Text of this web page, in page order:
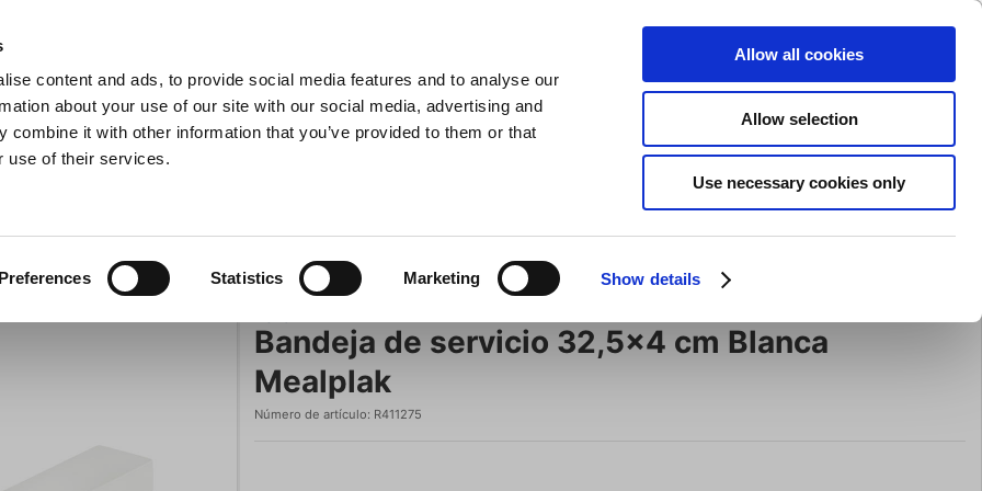
content and ads, to provide social media features and to analyse our
about your use of our site with our social media, advertising and
combine it with other information that you’ve provided to them or that
use of their services.
Preferences Statistics Marketing Show details
Allow all cookies
Allow selection
Use necessary cookies only
Buscar
ENTRAR
Carrito de compras (0)
Ollas y sartenes Para la mesa Marca
Oferta
Bandeja de servicio 32,5x4 cm Blanca
Mealplak
Número de artículo: R411275